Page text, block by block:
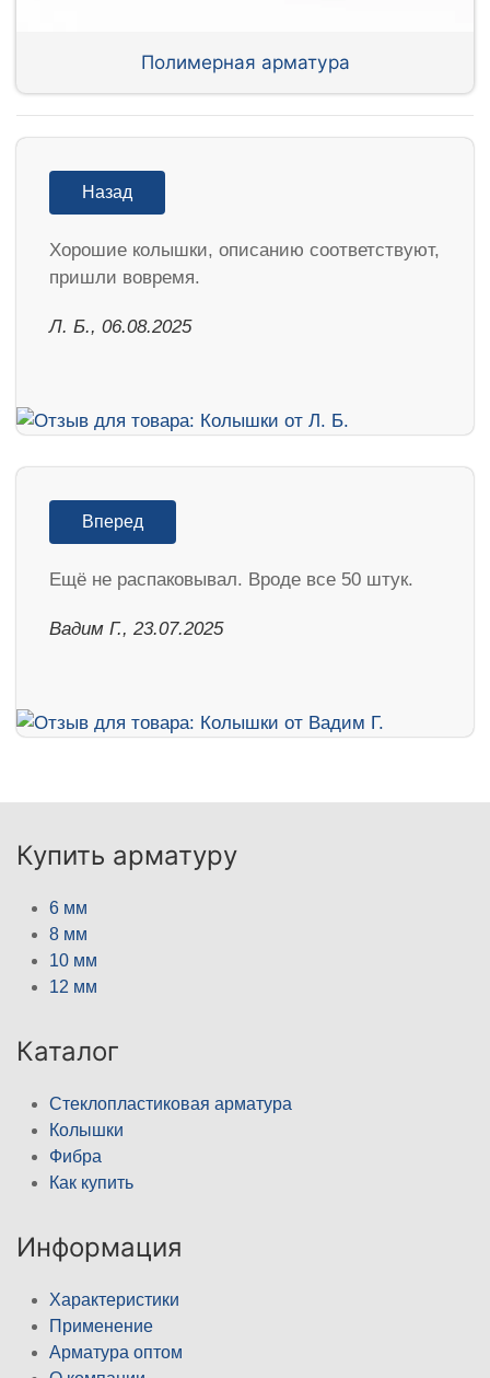
Полимерная арматура
Назад
Хорошие колышки, описанию соответствуют,
пришли вовремя.
Л. Б., 06.08.2025
Вперед
Ещё не распаковывал. Вроде все 50 штук.
Вадим Г., 23.07.2025
Купить арматуру
6 мм
8 мм
10 мм
12 мм
Каталог
Стеклопластиковая арматура
Колышки
Фибра
Как купить
Информация
Характеристики
Применение
Арматура оптом